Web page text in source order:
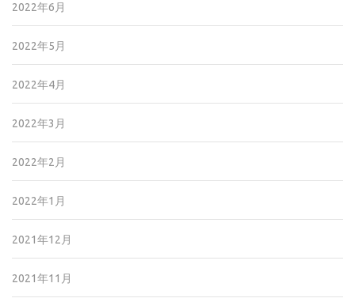
2022年6月
2022年5月
2022年4月
2022年3月
2022年2月
2022年1月
2021年12月
2021年11月